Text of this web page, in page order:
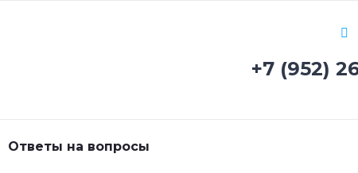
+7 (952)
Ответы на вопросы